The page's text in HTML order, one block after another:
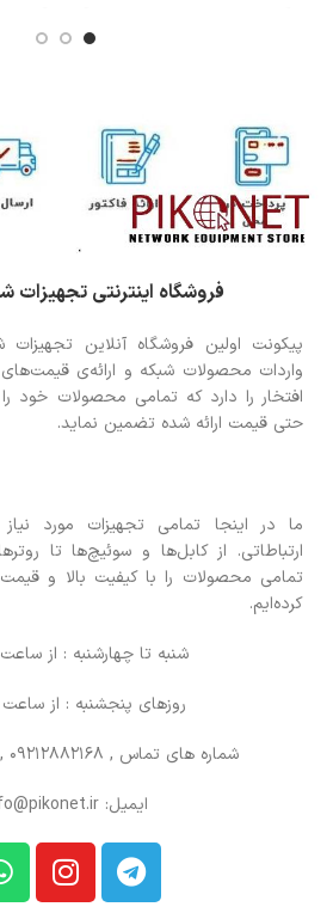
فروشگاه اینترنتی تجهیزات
پیکونت اولین فروشگاه آنلاین
واردات محصولات شبکه و ارائه‌ی
افتخار را دارد که تمامی محصولات خود
حتی قیمت ارائه شده تضمین نماید.
ما در اینجا تمامی تجهیزات مورد
ارتباطاتی. از کابل‌ها و سوئیچ‌ها تا
تمامی محصولات را با کیفیت بالا و
کرده‌ایم.
شنبه تا چهارشنبه : از ساعت 9 تا 18
روزهای پنجشنبه : از ساعت 9 تا 14
شماره های تماس , 09212882168 , 09352266546
ایمیل: info@pikonet.ir